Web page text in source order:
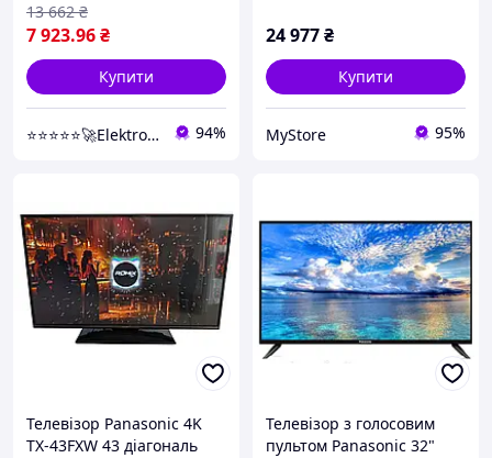
7 923.96₴
13 662 ₴
Купити
⭐⭐⭐⭐⭐🚀Elektroniki-net 94%
24 977₴
Купити
MyStore 95%
Телевізор Panasonic 4K
TX-43FXW 43 діагональ
Телевізор з голосовим
пультом Panasonic 32"